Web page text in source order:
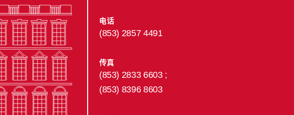
电话
(853) 2857 4491
传真
(853) 2833 6603 ;
(853) 8396 8603